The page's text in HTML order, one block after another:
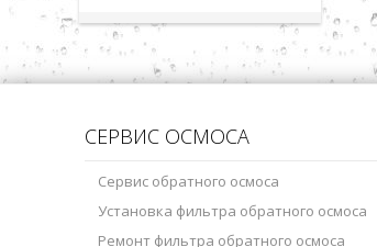
СЕРВИС ОСМОСА
Сервис обратного осмоса
Установка фильтра обратного осмоса
Ремонт фильтра обратного осмоса